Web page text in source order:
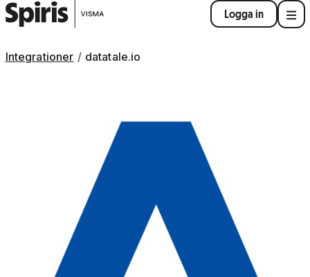
Logga in
Integrationer datatale.io